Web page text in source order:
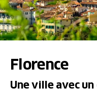
Florence
Une ville avec